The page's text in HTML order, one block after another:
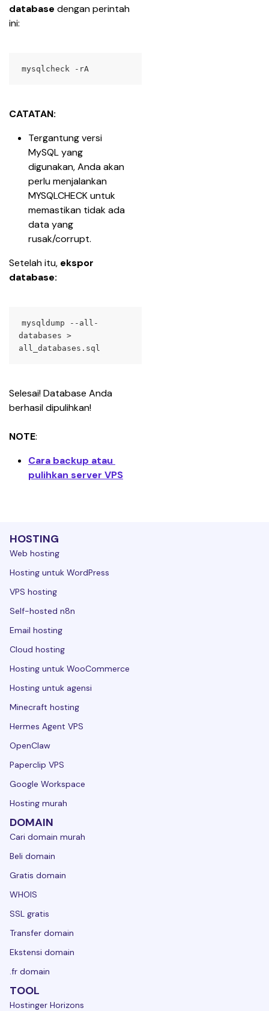
database dengan perintah
ini:
mysqlcheck -rA
CATATAN:
Tergantung versi
MySQL yang
digunakan, Anda akan
perlu menjalankan
MYSQLCHECK untuk
memastikan tidak ada
data yang
rusak/corrupt.
Setelah itu, ekspor
database:
mysqldump --all-
databases >
all_databases.sql
Selesai! Database Anda
berhasil dipulihkan!
NOTE:
Cara backup atau
pulihkan server VPS
HOSTING
Web hosting
Hosting untuk WordPress
VPS hosting
Self-hosted n8n
Email hosting
Cloud hosting
Hosting untuk WooCommerce
Hosting untuk agensi
Minecraft hosting
Hermes Agent VPS
OpenClaw
Paperclip VPS
Google Workspace
Hosting murah
DOMAIN
Cari domain murah
Beli domain
Gratis domain
WHOIS
SSL gratis
Transfer domain
Ekstensi domain
.fr domain
TOOL
Hostinger Horizons